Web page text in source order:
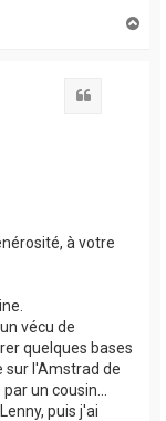
à votre
vécu de
quelques bases
sur l'Amstrad de
un cousin...
puis j'ai